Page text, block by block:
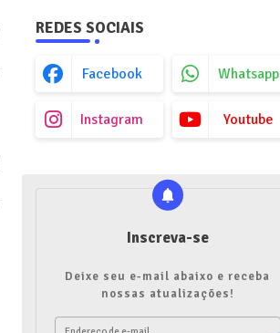
REDES SOCIAIS
Facebook Whatsapp
Instagram Youtube
Inscreva-se
Deixe seu e-mail abaixo e receba
nossas atualizações!